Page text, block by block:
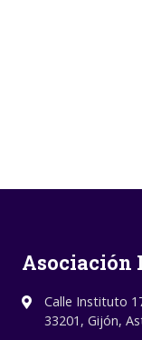
Asociación
Calle Instituto
33201, Gijón,